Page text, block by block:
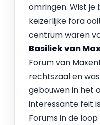
omringen. Wist je
keizerlijke fora
centrum waren
Basiliek van
Forum van
rechtszaal en
gebouwen in het
interessante feit
Forums in de